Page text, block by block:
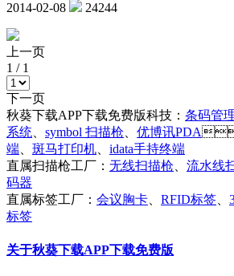
2014-02-08 24244
上一页
1 / 1
下一页
秋葵下载APP下载免费版科技： 条码管
系统
symbol 扫描枪 优博讯PDA
端
斑马打印机
idata手持终端
直属扫描枪工厂： 无线扫描枪 流水线
码器
直属标签工厂： 会议胸卡 RFID标签
标签
关于秋葵下载APP下载免费版